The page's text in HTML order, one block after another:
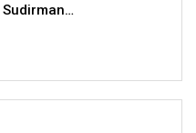
Sudirman…